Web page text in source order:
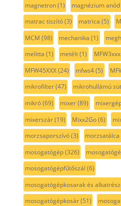
magnetron(1) magnézium anód
matrac tiszító(3) matrica (5)
MCM (98) mechanika (1)
melitta (1) metélt(1) MFW3xxx
MFW45XXX(24) mfws4(5)
mikrofilter(47) mikrohullámú
mikró(69) mixer(89)
mixerszár(19) Mixx2Go(6)
morzsaporszívó(3) morzsatálca
mosogatógép(326)
mosogatógépfűtőszál (6)
mosogatógépkosarak és
mosogatógépkosár(51)